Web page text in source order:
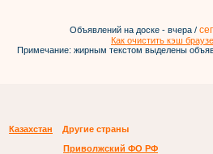
Объявлений на доске - вчера /
Как очистить кэш
Примечание: жирным текстом выделены
Казахстан
Другие страны
Приволжский ФО РФ